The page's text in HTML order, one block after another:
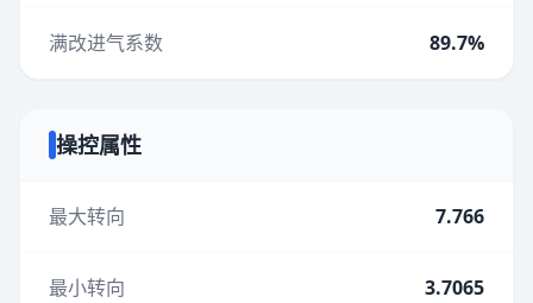
满改进气系数 89.7%
操控属性
最大转向 7.766
最小转向 3.7065